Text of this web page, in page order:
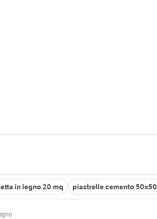
in legno 20 mq piastrelle cemento 50x50